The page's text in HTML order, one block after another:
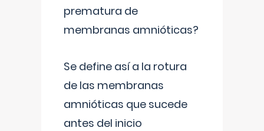
prematura de
membranas amnióticas?
Se define así a la rotura
de las membranas
amnióticas que sucede
antes del inicio